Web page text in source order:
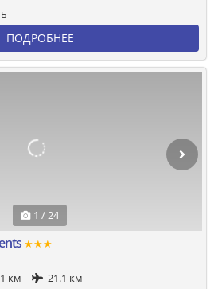
ПОДРОБНЕЕ
1 / 24
★★★
км
21.1 км